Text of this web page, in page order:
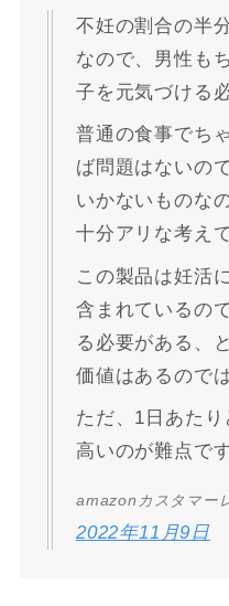
不妊の割合の半
なので、男性も
子を元気づける
普通の食事でち
ば問題はないの
いかないものな
十分アリな考えで
この製品は妊活
含まれているの
る必要がある、
価値はあるので
ただ、1日あた
高いのが難点で
amazonカスタマー
2022年11月9日